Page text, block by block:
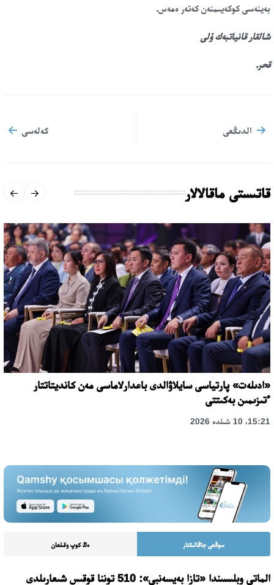
بەينەسى كوكەيىمنەن كەتەر ەمەس.
شالقار قانياتبەك ۇلى
قحر.
الدىڭعى كەلەسى
قاتىستى ماقالالار
«ادىلەت» پارتياسى سايلاۋالدى باعدارلاماسى مەن كانديتاتتار
ءتىزىمىن بەكىتتى
15:21، 10 شىلدە 2026
سوڭعى جاڭالىقتار ەڭ كوپ وقىلعان
الماتى وبلىسىندا «تازا بەيسەنبى»: 510 توننا قوقىس شىعارىلدى